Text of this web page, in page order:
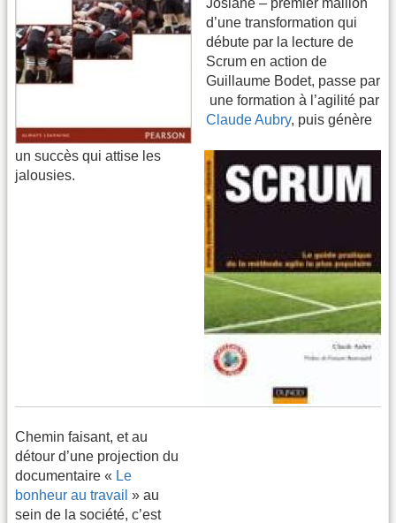
Josiane – premier maillon
d’une transformation qui
débute par la lecture de
Scrum en action de
Guillaume Bodet, passe par
une formation à l’agilité par
Claude Aubry, puis génère
un succès qui attise les
jalousies.
Chemin faisant, et au
détour d’une projection du
documentaire « Le
bonheur au travail » au
sein de la société, c’est